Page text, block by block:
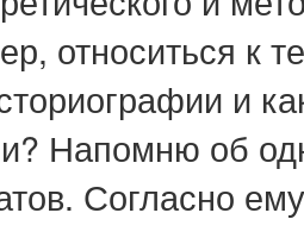
относиться к
и
Напомню об
Согласно